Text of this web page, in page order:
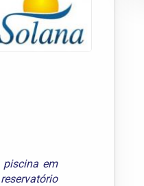
piscina em
reservatório